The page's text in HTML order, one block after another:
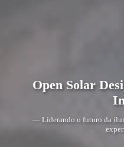
Open Solar
— Liderando o futuro da